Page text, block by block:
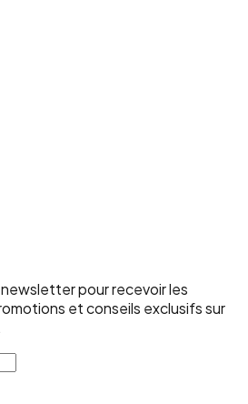
pour recevoir les
et conseils exclusifs sur